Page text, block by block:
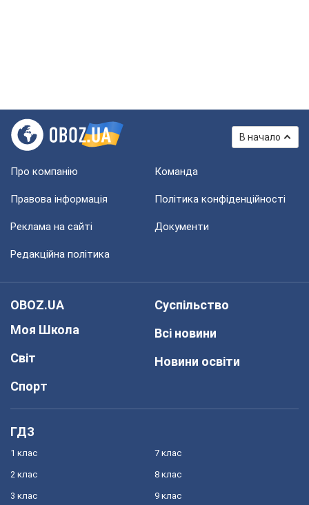
В начало
Про компанію Команда
Правова інформація Політика конфіденційності
Реклама на сайті Документи
Редакційна політика
OBOZ.UA
Моя Школа
Світ
Спорт
Суспільство
Всі новини
Новини освіти
ГДЗ
1 клас
2 клас
3 клас
7 клас
8 клас
9 клас